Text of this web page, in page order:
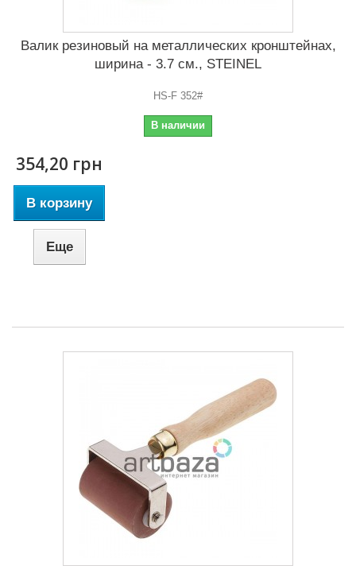
Валик резиновый на металлических кронштейнах,
ширина - 3.7 см., STEINEL
HS-F 352#
В наличии
354,20 грн
В корзину
Еще